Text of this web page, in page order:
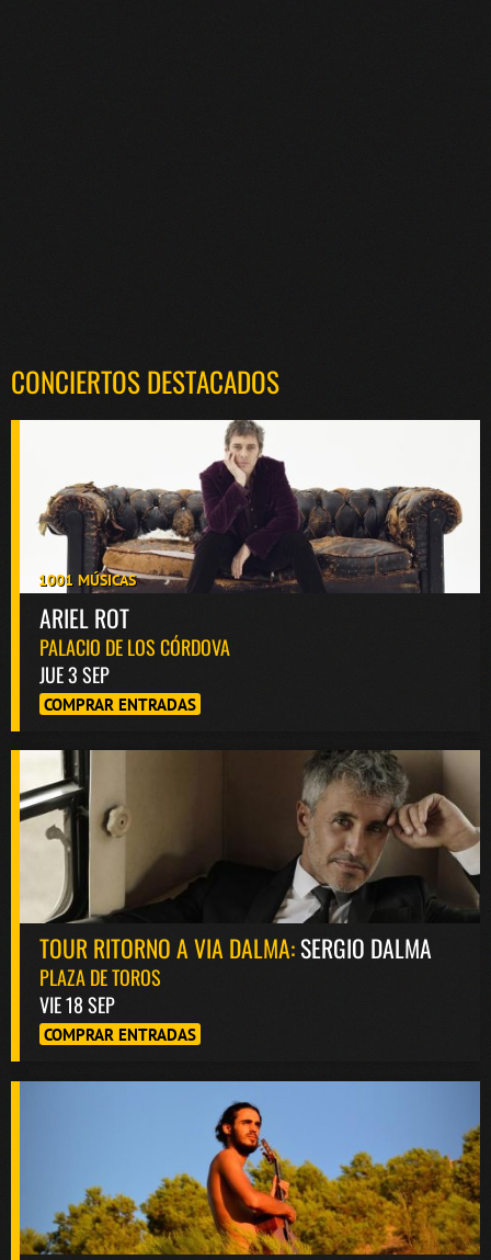
CONCIERTOS DESTACADOS
1001 MÚSICAS
ARIEL ROT
PALACIO DE LOS CÓRDOVA
JUE 3 SEP
COMPRAR ENTRADAS
TOUR RITORNO A VIA DALMA:SERGIO DALMA
PLAZA DE TOROS
VIE 18 SEP
COMPRAR ENTRADAS